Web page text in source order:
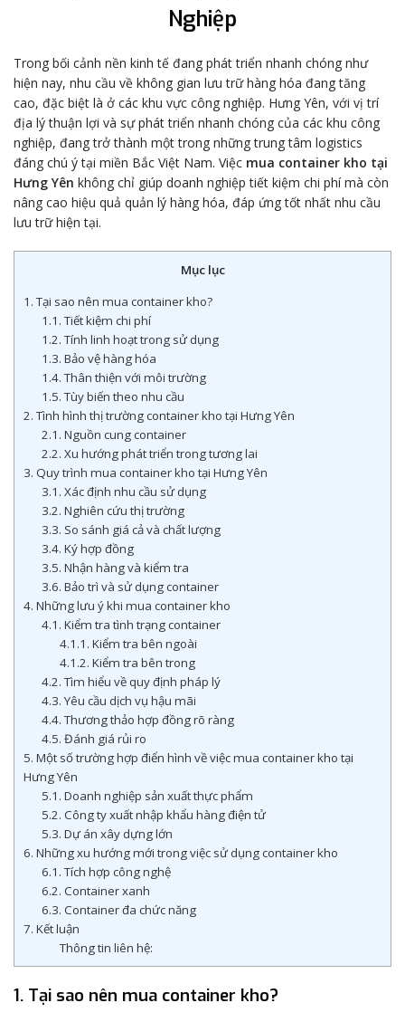
Nghiệp
Trong bối cảnh nền kinh tế đang phát triển nhanh chóng như
hiện nay, nhu cầu về không gian lưu trữ hàng hóa đang tăng
cao, đặc biệt là ở các khu vực công nghiệp. Hưng Yên, với vị trí
địa lý thuận lợi và sự phát triển nhanh chóng của các khu công
nghiệp, đang trở thành một trong những trung tâm logistics
đáng chú ý tại miền Bắc Việt Nam. Việc mua container kho tại
Hưng Yên không chỉ giúp doanh nghiệp tiết kiệm chi phí mà còn
nâng cao hiệu quả quản lý hàng hóa, đáp ứng tốt nhất nhu cầu
lưu trữ hiện tại.
Mục lục
1. Tại sao nên mua container kho?
1.1. Tiết kiệm chi phí
1.2. Tính linh hoạt trong sử dụng
1.3. Bảo vệ hàng hóa
1.4. Thân thiện với môi trường
1.5. Tùy biến theo nhu cầu
2. Tình hình thị trường container kho tại Hưng Yên
2.1. Nguồn cung container
2.2. Xu hướng phát triển trong tương lai
3. Quy trình mua container kho tại Hưng Yên
3.1. Xác định nhu cầu sử dụng
3.2. Nghiên cứu thị trường
3.3. So sánh giá cả và chất lượng
3.4. Ký hợp đồng
3.5. Nhận hàng và kiểm tra
3.6. Bảo trì và sử dụng container
4. Những lưu ý khi mua container kho
4.1. Kiểm tra tình trạng container
4.1.1. Kiểm tra bên ngoài
4.1.2. Kiểm tra bên trong
4.2. Tìm hiểu về quy định pháp lý
4.3. Yêu cầu dịch vụ hậu mãi
4.4. Thương thảo hợp đồng rõ ràng
4.5. Đánh giá rủi ro
5. Một số trường hợp điển hình về việc mua container kho tại
Hưng Yên
5.1. Doanh nghiệp sản xuất thực phẩm
5.2. Công ty xuất nhập khẩu hàng điện tử
5.3. Dự án xây dựng lớn
6. Những xu hướng mới trong việc sử dụng container kho
6.1. Tích hợp công nghệ
6.2. Container xanh
6.3. Container đa chức năng
7. Kết luận
Thông tin liên hệ:
1. Tại sao nên mua container kho?